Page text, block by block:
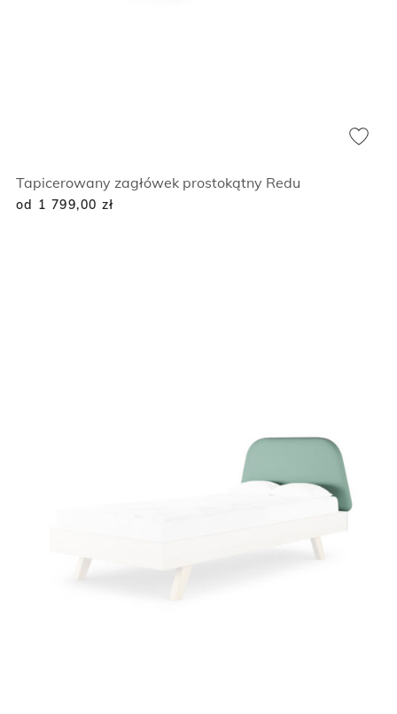
Tapicerowany zagłówek prostokątny Redu
od 1 799,00 zł